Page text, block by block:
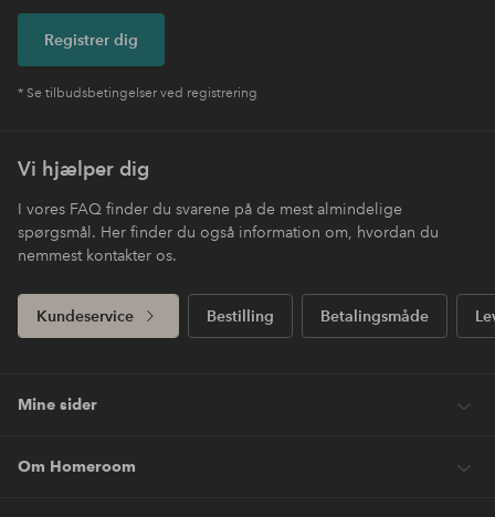
Registrer dig
* Se tilbudsbetingelser ved registrering
Vi hjælper dig
I vores FAQ finder du svarene på de mest almindelige
spørgsmål. Her finder du også information om, hvordan du
nemmest kontakter os.
Kundeservice Bestilling Betalingsmåde
Mine sider
Om Homeroom